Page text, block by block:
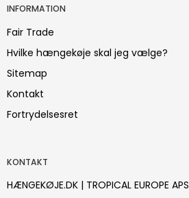
INFORMATION
Fair Trade
Hvilke hængekøje skal jeg vælge?
Sitemap
Kontakt
Fortrydelsesret
KONTAKT
HÆNGEKØJE.DK | TROPICAL EUROPE APS